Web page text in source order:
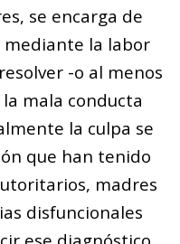
se encarga de
mediante la labor
-o al menos
mala conducta
la culpa se
que han tenido
madres
disfuncionales